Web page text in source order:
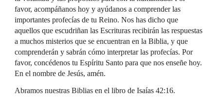
favor, acompáñanos hoy y ayúdanos a comprender las
importantes profecías de tu Reino. Nos has dicho que
aquellos que escudriñan las Escrituras recibirán las respuestas
a muchos misterios que se encuentran en la Biblia, y que
comprenderán y sabrán cómo interpretar las profecías. Por
favor, concédenos tu Espíritu Santo para que nos enseñe hoy.
En el nombre de Jesús, amén.
Abramos nuestras Biblias en el libro de Isaías 42:16.